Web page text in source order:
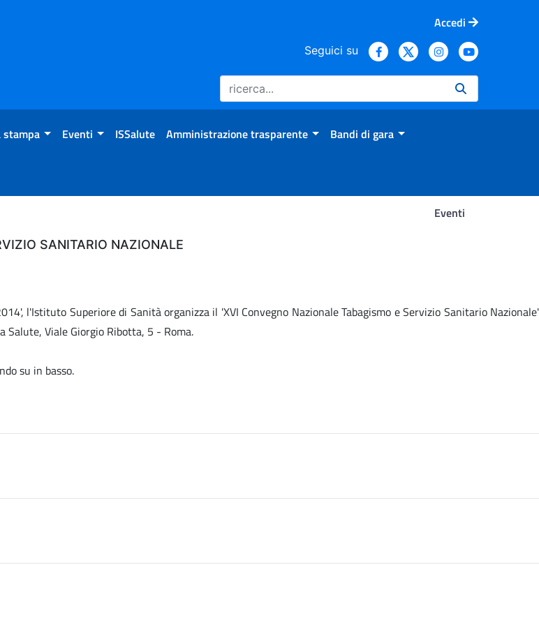
Accedi
Seguici su
stampa Eventi ISSalute Amministrazione trasparente Bandi di gara
Eventi
SANITARIO NAZIONALE
l'Istituto Superiore di Sanità organizza il 'XVI Convegno Nazionale Tabagismo e Servizio Sanitario Nazionale'
Salute, Viale Giorgio Ribotta, 5 - Roma.
su in basso.